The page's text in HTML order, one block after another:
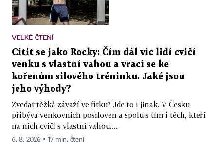
VELKÉ ČTENÍ
Cítit se jako Rocky: Čím dál víc lidí cvičí
venku s vlastní vahou a vrací se ke
kořenům silového tréninku. Jaké jsou
jeho výhody?
Zvedat těžká závaží ve fitku? Jde to i jinak. V Česku
přibývá venkovních posiloven a spolu s tím i těch, kteří
na nich cvičí s vlastní vahou....
6. 8. 2026 ▪ 17 min. čtení